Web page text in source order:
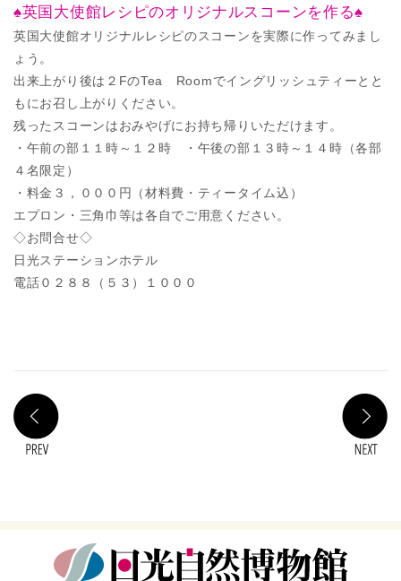
♠英国大使館レシピのオリジナルスコーンを作る♠
英国大使館オリジナルレシピのスコーンを実際に作ってみまし
ょう。
出来上がり後は２FのTea Roomでイングリッシュティーとと
もにお召し上がりください。
残ったスコーンはおみやげにお持ち帰りいただけます。
・午前の部１１時～１２時 ・午後の部１３時～１４時（各部
４名限定）
・料金３，０００円（材料費・ティータイム込）
エプロン・三角巾等は各自でご用意ください。
◇お問合せ◇
日光ステーションホテル
電話０２８８（５３）１０００